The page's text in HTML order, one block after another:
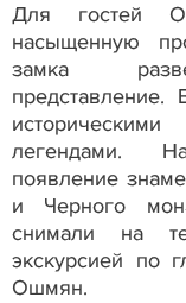
Для гостей
насыщенную
замка
представление.
легендами.
появление
и Черного
снимали на
экскурсией по
Ошмян.